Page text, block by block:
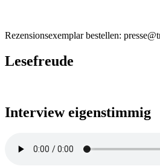
Rezensionsexemplar bestellen:
Lesefreude
Interview eigenstimmig